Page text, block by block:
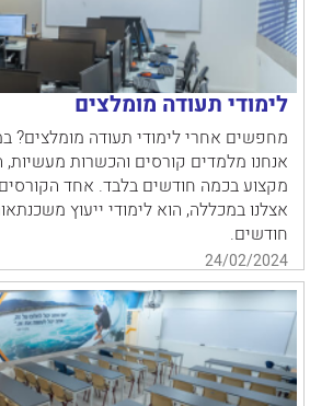
לימודי תעודה מומלצים
מחפשים אחרי לימודי תעודה מומלצים?
אנחנו מלמדים קורסים והכשרות
מקצוע בכמה חודשים בלבד. אחד
אצלנו במכללה, הוא לימודי ייעוץ
חודשים.
24/02/2024